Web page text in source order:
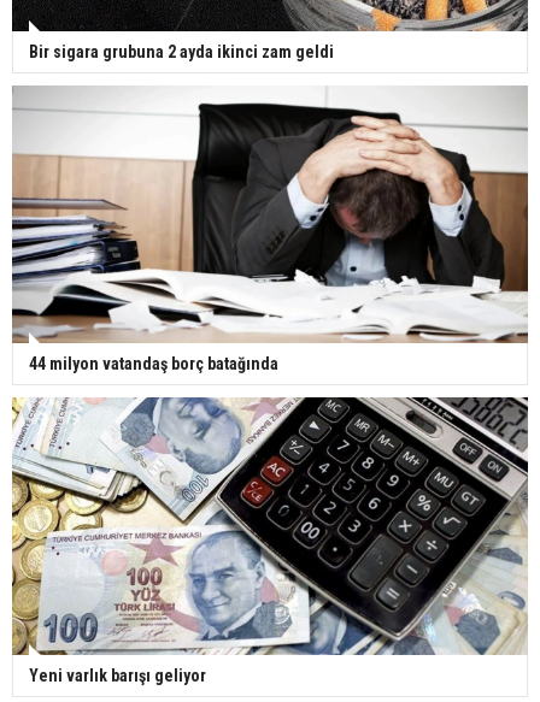
Bir sigara grubuna 2 ayda ikinci zam geldi
44 milyon vatandaş borç batağında
Yeni varlık barışı geliyor